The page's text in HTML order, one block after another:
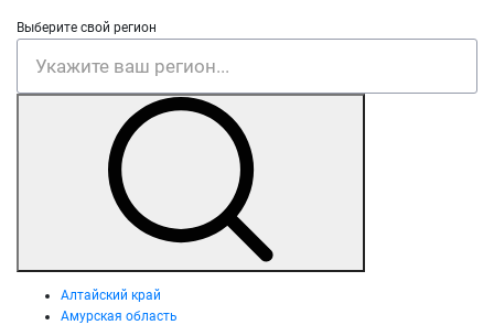
Выберите свой регион
Алтайский край
Амурская область